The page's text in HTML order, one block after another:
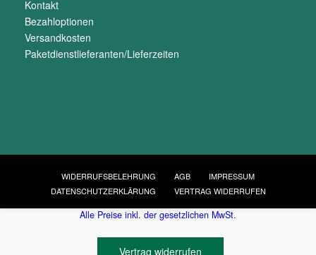
Kontakt
Bezahloptionen
Versandkosten
Paketdienstlieferanten/Lieferzeiten
WIDERRUFSBELEHRUNG AGB
IMPRESSUM
DATENSCHUTZERKLÄRUNG
VERTRAG WIDERRUFEN
Alle Preise inkl. der gesetzlichen MwSt.
Vertrag widerrufen